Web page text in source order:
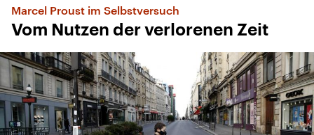
Marcel Proust im Selbstversuch
Vom Nutzen der verlorenen Zeit